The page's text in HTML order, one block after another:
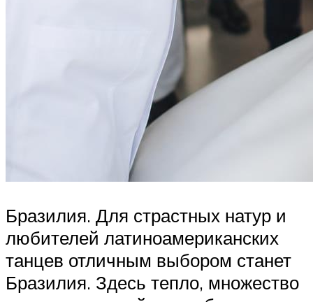
Бразилия. Для страстных натур и
любителей латиноамериканских
танцев отличным выбором станет
Бразилия. Здесь тепло, множество